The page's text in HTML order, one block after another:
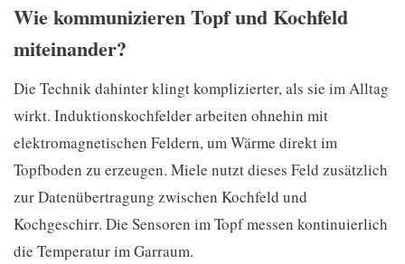
Wie kommunizieren Topf und Kochfeld
miteinander?
Die Technik dahinter klingt komplizierter, als sie im Alltag
wirkt. Induktionskochfelder arbeiten ohnehin mit
elektromagnetischen Feldern, um Wärme direkt im
Topfboden zu erzeugen. Miele nutzt dieses Feld zusätzlich
zur Datenübertragung zwischen Kochfeld und
Kochgeschirr. Die Sensoren im Topf messen kontinuierlich
die Temperatur im Garraum.